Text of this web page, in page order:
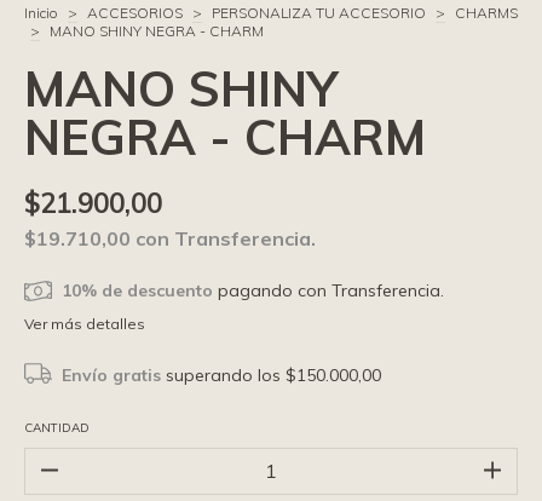
Inicio > ACCESORIOS > PERSONALIZA TU ACCESORIO >
CHARMS
>
MANO SHINY NEGRA - CHARM
MANO SHINY
NEGRA - CHARM
$21.900,00
$19.710,00 con Transferencia.
10% de descuento pagando con Transferencia.
Ver más detalles
Envío gratis superando los$150.000,00
CANTIDAD